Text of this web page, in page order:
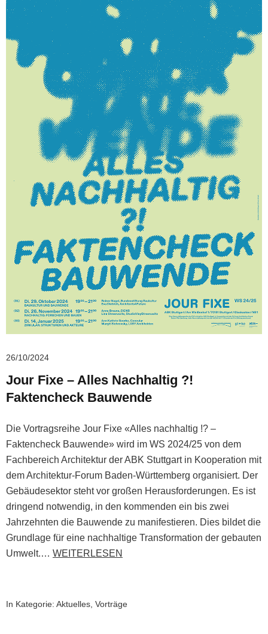
26/10/2024
Jour Fixe – Alles Nachhaltig ?!
Faktencheck Bauwende
Die Vortragsreihe Jour Fixe «Alles nachhaltig !? –
Faktencheck Bauwende» wird im WS 2024/25 von dem
Fachbereich Architektur der ABK Stuttgart in Kooperation mit
dem Architektur-Forum Baden-Württemberg organisiert. Der
Gebäudesektor steht vor großen Herausforderungen. Es ist
dringend notwendig, in den kommenden ein bis zwei
Jahrzehnten die Bauwende zu manifestieren. Dies bildet die
Grundlage für eine nachhaltige Transformation der gebauten
Umwelt.… WEITERLESEN
In Kategorie: Aktuelles Vorträge